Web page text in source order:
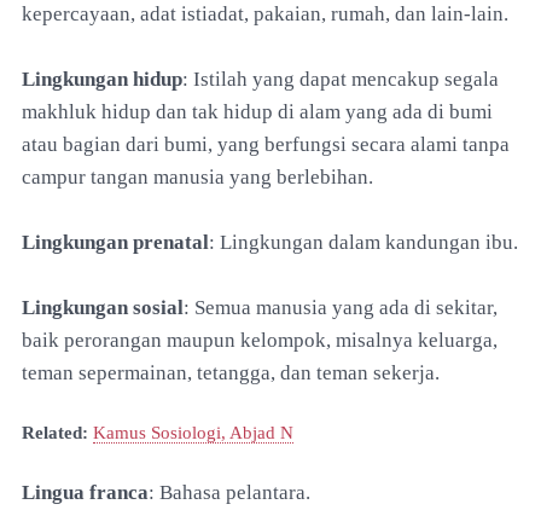
kepercayaan, adat istiadat, pakaian, rumah, dan lain-lain.
Lingkungan hidup: Istilah yang dapat mencakup segala
makhluk hidup dan tak hidup di alam yang ada di bumi
atau bagian dari bumi, yang berfungsi secara alami tanpa
campur tangan manusia yang berlebihan.
Lingkungan prenatal: Lingkungan dalam kandungan ibu.
Lingkungan sosial: Semua manusia yang ada di sekitar,
baik perorangan maupun kelompok, misalnya keluarga,
teman sepermainan, tetangga, dan teman sekerja.
Related: Kamus Sosiologi, Abjad N
Lingua franca: Bahasa pelantara.